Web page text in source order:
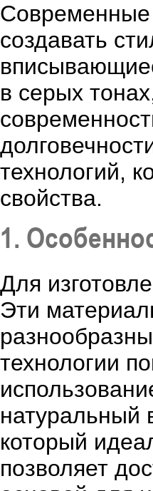
Современные
создавать
в серых
технологий,
свойства.
1.
Для
Эти
технологии
натуральный
который
позволяет